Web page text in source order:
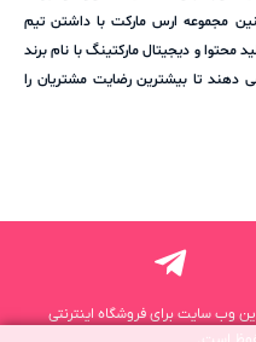
مجموعه ارس مارکت با داشتن تیم
و دیجیتال مارکتینگ با نام برند
دهند تا بیشترین رضایت مشتریان را
تمامی حقوق این وب سایت برای فروشگاه اینترنتی